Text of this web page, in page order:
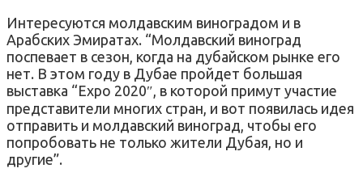
Интересуются молдавским виноградом и в
Арабских Эмиратах. “Молдавский виноград
поспевает в сезон, когда на дубайском рынке его
нет. В этом году в Дубае пройдет большая
выставка “Expo 2020″, в которой примут участие
представители многих стран, и вот появилась идея
отправить и молдавский виноград, чтобы его
попробовать не только жители Дубая, но и
другие”.